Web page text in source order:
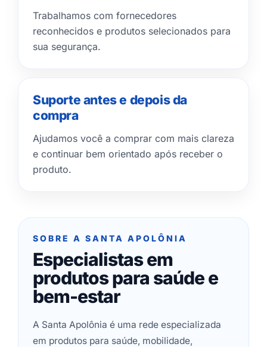
Trabalhamos com fornecedores
reconhecidos e produtos selecionados para
sua segurança.
Suporte antes e depois da
compra
Ajudamos você a comprar com mais clareza
e continuar bem orientado após receber o
produto.
SOBRE A SANTA APOLÔNIA
Especialistas em
produtos para saúde e
bem-estar
A Santa Apolônia é uma rede especializada
em produtos para saúde, mobilidade,